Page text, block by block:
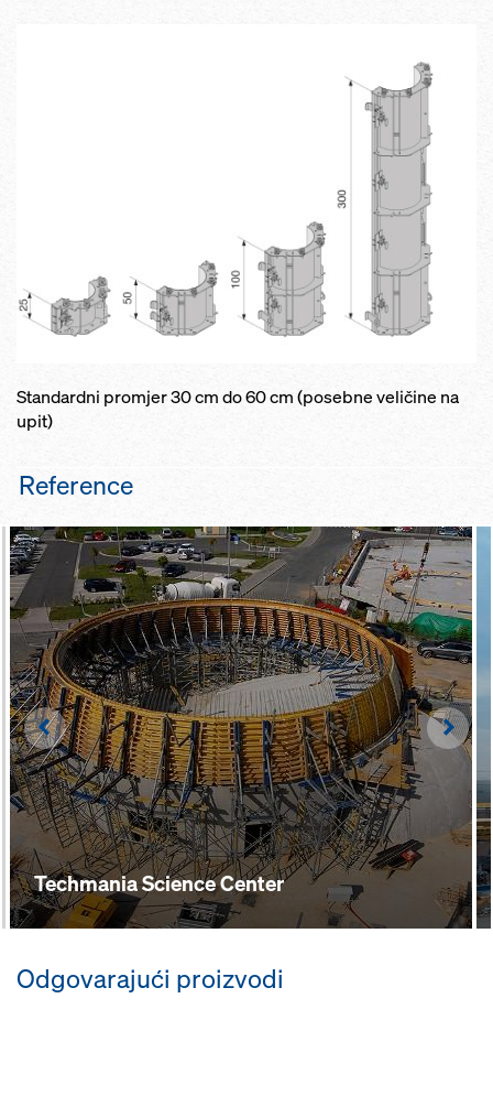
Standardni promjer 30 cm do 60 cm (posebne veličine na
upit)
Reference
Techmania Science Center
Left
Odgovarajući proizvodi